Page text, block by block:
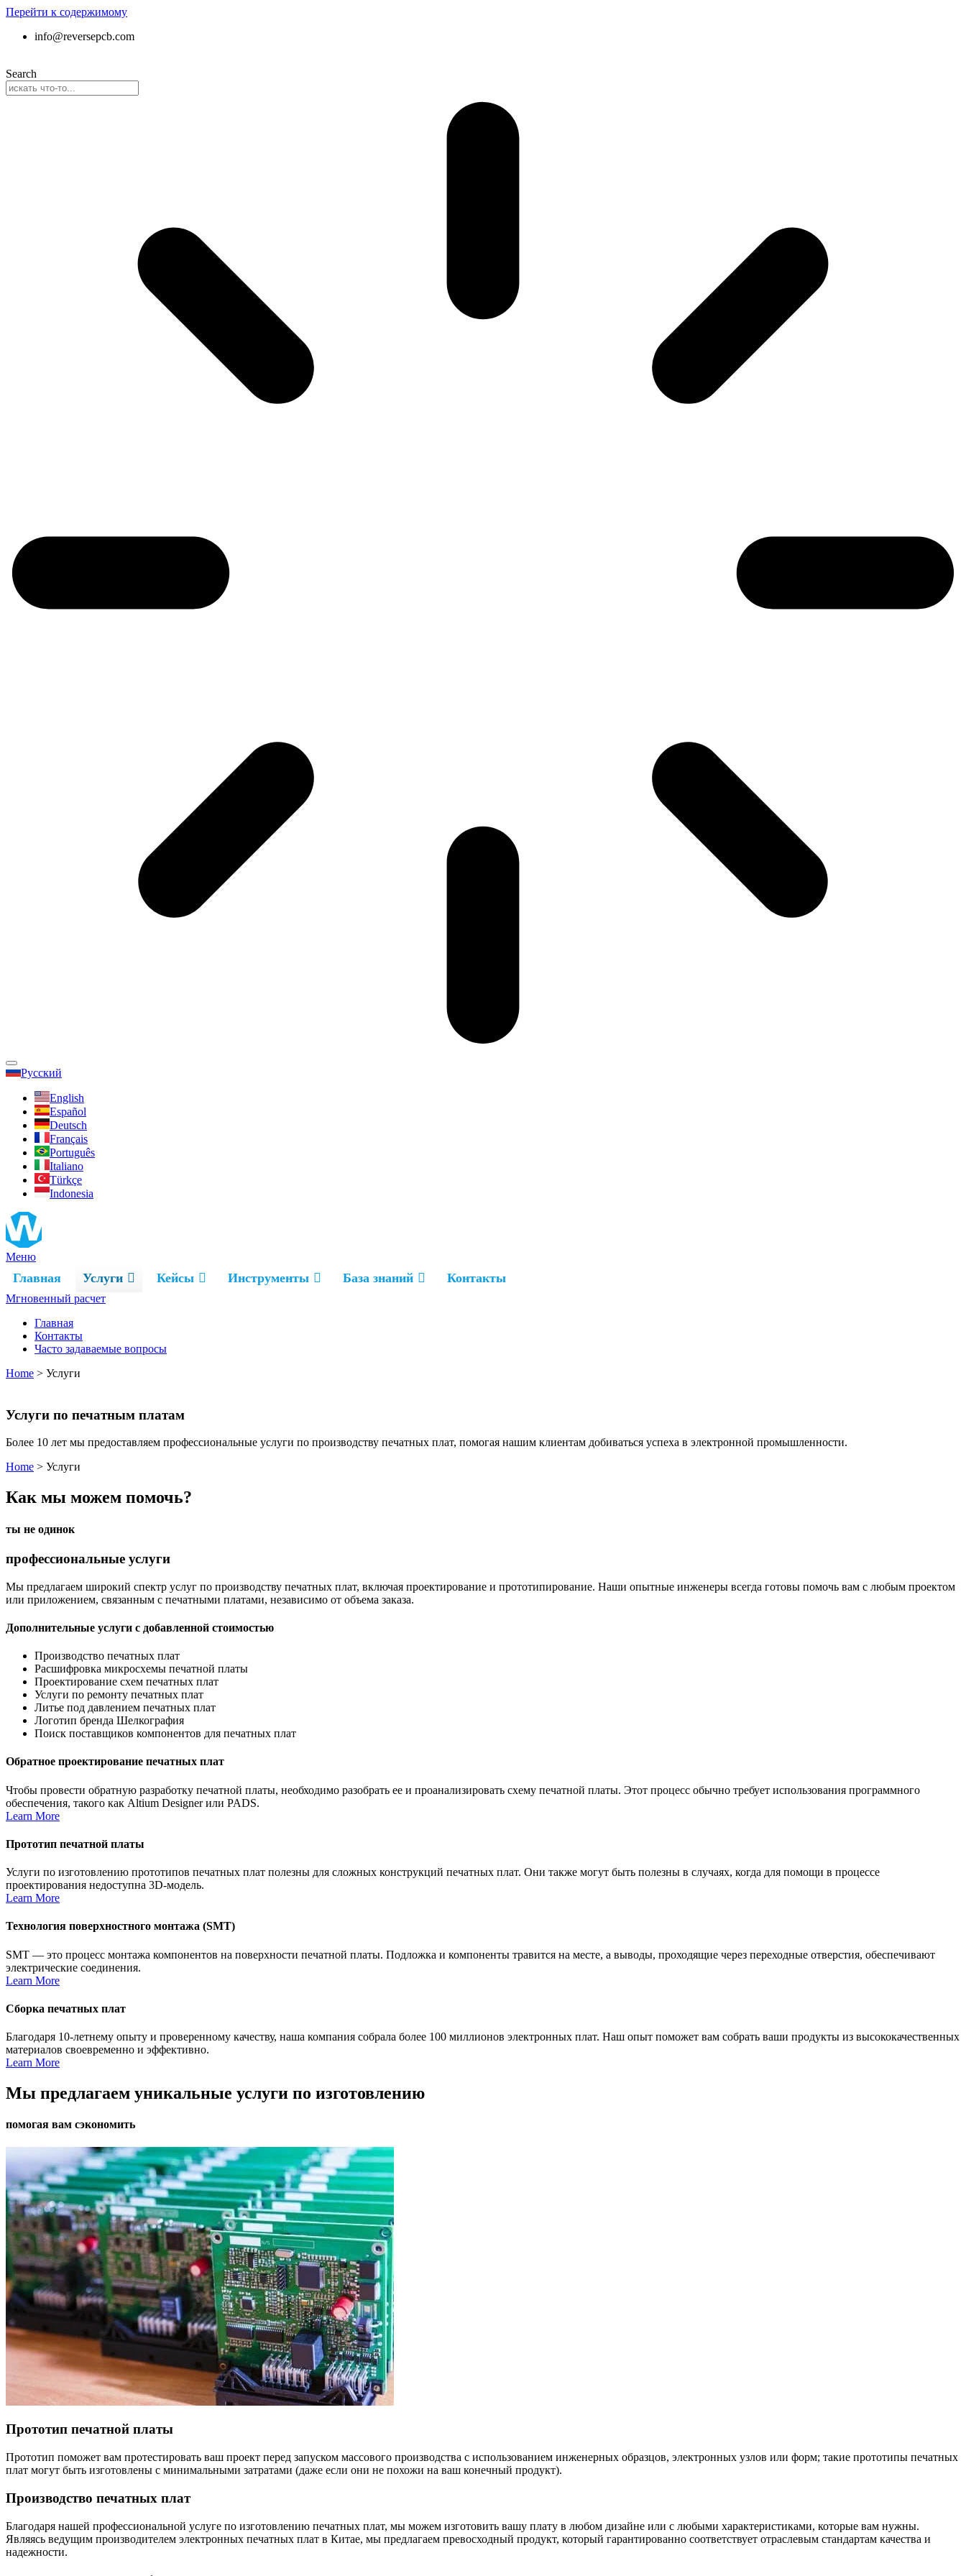
Перейти к содержимому
info@reversepcb.com
Search
Русский
English
Español
Deutsch
Français
Português
Italiano
Türkçe
Indonesia
Меню
Главная Услуги Кейсы Инструменты База знаний Контакты
Мгновенный расчет
Главная
Контакты
Часто задаваемые вопросы
Home > Услуги
Услуги по печатным платам
Более 10 лет мы предоставляем профессиональные услуги по производству печатных плат, помогая нашим клиентам добиваться успеха в электронной промышленности.
Home > Услуги
Как мы можем помочь?
ты не одинок
профессиональные услуги
Мы предлагаем широкий спектр услуг по производству печатных плат, включая проектирование и прототипирование. Наши опытные инженеры всегда готовы помочь вам с любым проектом
или приложением, связанным с печатными платами, независимо от объема заказа.
Дополнительные услуги с добавленной стоимостью
Производство печатных плат
Расшифровка микросхемы печатной платы
Проектирование схем печатных плат
Услуги по ремонту печатных плат
Литье под давлением печатных плат
Логотип бренда Шелкография
Поиск поставщиков компонентов для печатных плат
Обратное проектирование печатных плат
Чтобы провести обратную разработку печатной платы, необходимо разобрать ее и проанализировать схему печатной платы. Этот процесс обычно требует использования программного
обеспечения, такого как Altium Designer или PADS.
Learn More
Прототип печатной платы
Услуги по изготовлению прототипов печатных плат полезны для сложных конструкций печатных плат. Они также могут быть полезны в случаях, когда для помощи в процессе
проектирования недоступна 3D-модель.
Learn More
Технология поверхностного монтажа (SMT)
SMT — это процесс монтажа компонентов на поверхности печатной платы. Подложка и компоненты травится на месте, а выводы, проходящие через переходные отверстия, обеспечивают
электрические соединения.
Learn More
Сборка печатных плат
Благодаря 10-летнему опыту и проверенному качеству, наша компания собрала более 100 миллионов электронных плат. Наш опыт поможет вам собрать ваши продукты из высококачественных
материалов своевременно и эффективно.
Learn More
Мы предлагаем уникальные услуги по изготовлению
помогая вам сэкономить
Прототип печатной платы
Прототип поможет вам протестировать ваш проект перед запуском массового производства с использованием инженерных образцов, электронных узлов или форм; такие прототипы печатных
плат могут быть изготовлены с минимальными затратами (даже если они не похожи на ваш конечный продукт).
Производство печатных плат
Благодаря нашей профессиональной услуге по изготовлению печатных плат, мы можем изготовить вашу плату в любом дизайне или с любыми характеристиками, которые вам нужны.
Являясь ведущим производителем электронных печатных плат в Китае, мы предлагаем превосходный продукт, который гарантированно соответствует отраслевым стандартам качества и
надежности.